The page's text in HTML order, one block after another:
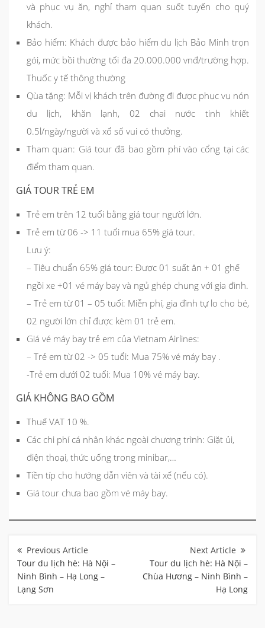
và phục vụ ăn, nghỉ tham quan suốt tuyến cho quý
khách.
Bảo hiểm: Khách được bảo hiểm du lịch Bảo Minh trọn
gói, mức bồi thường tối đa 20.000.000 vnđ/trường hợp.
Thuốc y tế thông thường
Qùa tặng: Mỗi vị khách trên đường đi được phục vụ nón
du lịch, khăn lạnh, 02 chai nước tinh khiết
0.5l/ngày/người và xổ số vui có thưởng.
Tham quan: Giá tour đã bao gồm phí vào cổng tại các
điểm tham quan.
GIÁ TOUR TRẺ EM
Trẻ em trên 12 tuổi bằng giá tour người lớn.
Trẻ em từ 06 -> 11 tuổi mua 65% giá tour.
Lưu ý:
– Tiêu chuẩn 65% giá tour: Được 01 suất ăn + 01 ghế
ngồi xe +01 vé máy bay và ngủ ghép chung với gia đình.
– Trẻ em từ 01 – 05 tuổi: Miễn phí, gia đình tự lo cho bé,
02 người lớn chỉ được kèm 01 trẻ em.
Giá vé máy bay trẻ em của Vietnam Airlines:
– Trẻ em từ 02 -> 05 tuổi: Mua 75% vé máy bay .
-Trẻ em dưới 02 tuổi: Mua 10% vé máy bay.
GIÁ KHÔNG BAO GỒM
Thuế VAT 10 %.
Các chi phí cá nhân khác ngoài chương trình: Giặt ủi,
điện thoại, thức uống trong minibar,…
Tiền típ cho hướng dẫn viên và tài xế (nếu có).
Giá tour chưa bao gồm vé máy bay.
hướng
bài
viết
Tour du lịch hè: Hà Nội –
Ninh Bình – Hạ Long –
Lạng Sơn
Tour du lịch hè: Hà Nội –
Chùa Hương – Ninh Bình –
Hạ Long